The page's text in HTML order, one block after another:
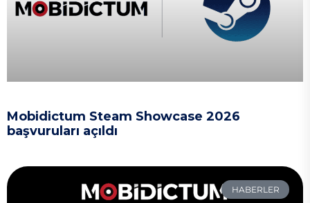
Mobidictum Steam Showcase 2026
başvuruları açıldı
HABERLER